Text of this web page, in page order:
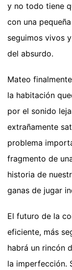
y no todo tiene
con una
seguimos vivos
del absurdo.
Mateo
la habitación
por el sonido
extrañamente
problema
fragmento de
historia de
ganas de jugar
El futuro de la
eficiente, más
habrá un rincón
la imperfección.